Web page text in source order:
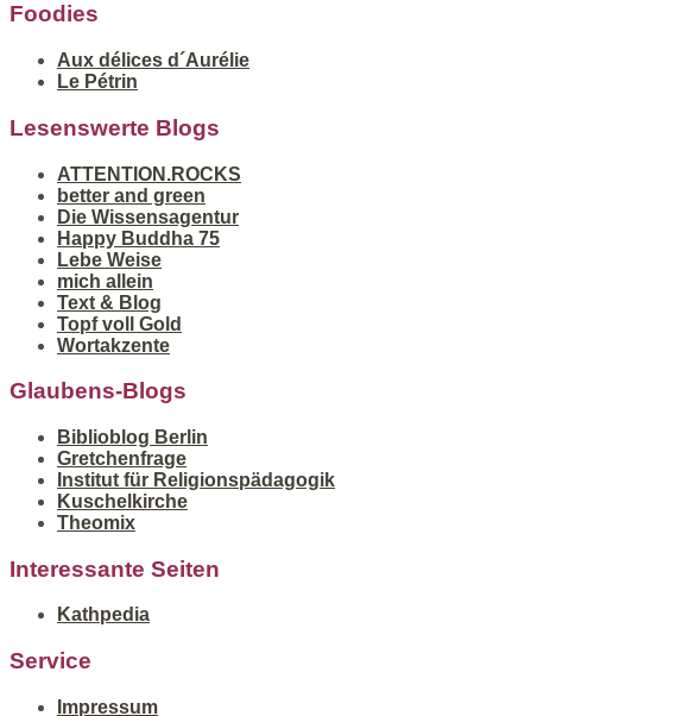
Foodies
Aux délices d´Aurélie
Le Pétrin
Lesenswerte Blogs
ATTENTION.ROCKS
better and green
Die Wissensagentur
Happy Buddha 75
Lebe Weise
mich allein
Text & Blog
Topf voll Gold
Wortakzente
Glaubens-Blogs
Biblioblog Berlin
Gretchenfrage
Institut für Religionspädagogik
Kuschelkirche
Theomix
Interessante Seiten
Kathpedia
Service
Impressum